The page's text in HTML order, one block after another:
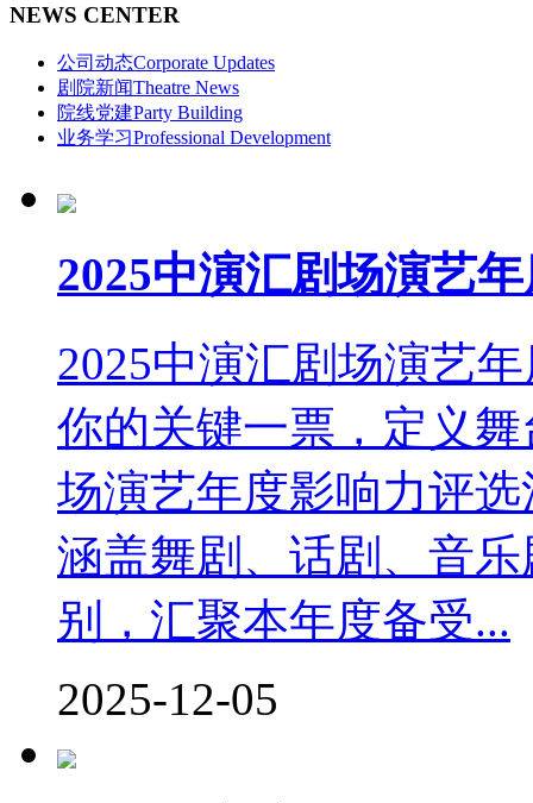
NEWS CENTER
公司动态Corporate Updates
剧院新闻Theatre News
院线党建Party Building
业务学习Professional Development
2025中演汇剧场演艺
2025中演汇剧场演艺
你的关键一票，定义
场演艺年度影响力评
涵盖舞剧、话剧、音
别，汇聚本年度备受...
2025-12-05